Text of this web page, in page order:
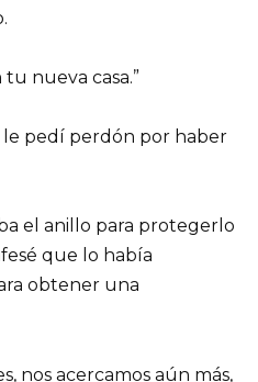
nueva casa.”
le pedí perdón por haber
el anillo para protegerlo
que lo había
obtener una
nos acercamos aún más,